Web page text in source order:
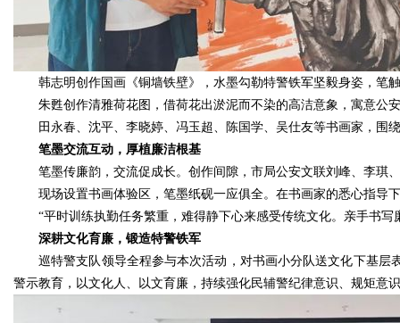
韩志明创作国画《铜墙铁壁》，水墨勾勒特警铁军坚毅身姿，笔
朱甦创作清雅荷花图，借荷花出淤泥而不染的高洁意象，寓意公
田永春、沈平、李晓婷、冯玉超、陈国学、吴仕友等书画家，围
笔墨交流互动，厚植廉洁根基
笔墨传廉韵，交流促成长。创作间隙，市局公安文联刘峰、李琪
现场设置书画体验区，笔墨纸砚一应俱全。在书画家的悉心指导
“平时训练执勤任务繁重，难得静下心来感受传统文化。亲手书
深耕文化育廉，锻造特警铁军
巡特警支队领导全程参与本次活动，对书画小分队送文化下基
警示教育，以文化人、以文育廉，持续强化民辅警纪律意识、规矩意